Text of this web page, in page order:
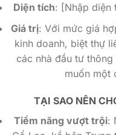
Diện tích: [Nhập diện
Giá trị: Với mức giá
kinh doanh, biệt thự
các nhà đầu tư
muốn một
TẠI SAO NÊN
Tiềm năng vượt trội: